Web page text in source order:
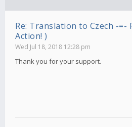
Re: Translation to Czech -=-
Action! )
Wed Jul 18, 2018 12:28 pm
Thank you for your support.